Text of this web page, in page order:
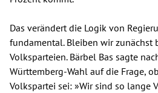
Das verändert die Logik von
fundamental. Bleiben wir zunächst
Volksparteien. Bärbel Bas sagte
Württemberg-Wahl auf die Frage,
Volkspartei sei: »Wir sind so lange